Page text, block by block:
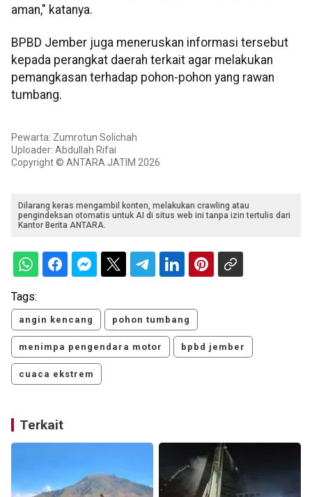
aman," katanya.
BPBD Jember juga meneruskan informasi tersebut
kepada perangkat daerah terkait agar melakukan
pemangkasan terhadap pohon-pohon yang rawan
tumbang.
Pewarta: Zumrotun Solichah
Uploader: Abdullah Rifai
Copyright © ANTARA JATIM 2026
Dilarang keras mengambil konten, melakukan crawling atau
pengindeksan otomatis untuk AI di situs web ini tanpa izin tertulis dari
Kantor Berita ANTARA.
Tags:
angin kencang pohon tumbang
menimpa pengendara motor bpbd jember
cuaca ekstrem
Terkait